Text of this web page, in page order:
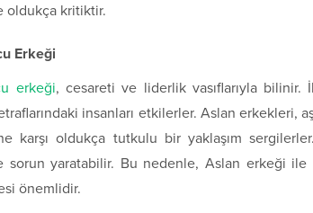
oldukça kritiktir.
Erkeği
erkeği, cesareti ve liderlik vasıflarıyla
insanları etkilerler. Aslan erkekleri,
karşı oldukça tutkulu bir yaklaşım
sorun yaratabilir. Bu nedenle, Aslan erkeği
önemlidir.